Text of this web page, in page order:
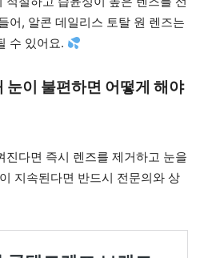
어, 알콘 데일리스 토탈 원 렌즈는
수 있어요.
눈이 불편하면 어떻게 해야
진다면 즉시 렌즈를 제거하고 눈을
지속된다면 반드시 전문의와 상